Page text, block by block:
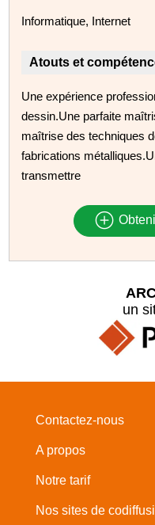
Informatique, Internet
Atouts et
Une expérience
dessin.Une parfaite
maîtrise des techniques
fabrications
transmettre
un
Contactez-nous
A propos
Notre tarif
Nos sites de